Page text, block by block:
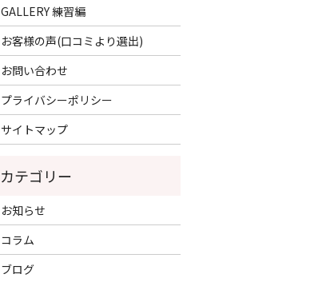
GALLERY 練習編
お客様の声(口コミより選出)
お問い合わせ
プライバシーポリシー
サイトマップ
お知らせ
コラム
ブログ